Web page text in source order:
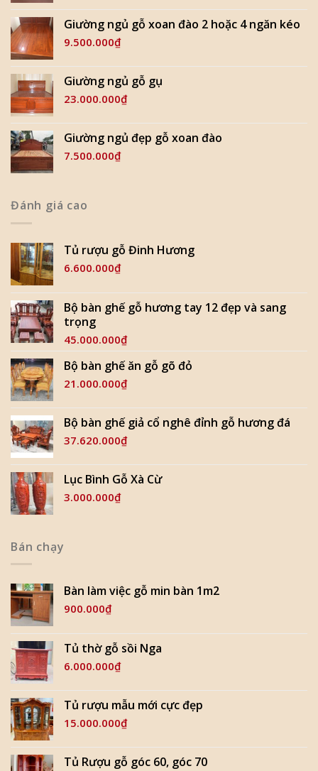
Giường ngủ gỗ xoan đào 2 hoặc 4 ngăn kéo
9.500.000₫
Giường ngủ gỗ gụ
23.000.000₫
Giường ngủ đẹp gỗ xoan đào
7.500.000₫
Đánh giá cao
Tủ rượu gỗ Đinh Hương
6.600.000₫
Bộ bàn ghế gỗ hương tay 12 đẹp và sang
trọng
45.000.000₫
Bộ bàn ghế ăn gỗ gõ đỏ
21.000.000₫
Bộ bàn ghế giả cổ nghê đỉnh gỗ hương đá
37.620.000₫
Lục Bình Gỗ Xà Cừ
3.000.000₫
Bán chạy
Bàn làm việc gỗ min bàn 1m2
900.000₫
Tủ thờ gỗ sồi Nga
6.000.000₫
Tủ rượu mẫu mới cực đẹp
15.000.000₫
Tủ Rượu gỗ góc 60, góc 70